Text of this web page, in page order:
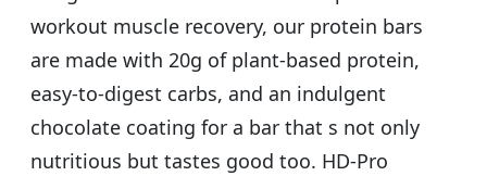
workout muscle recovery, our protein bars
are made with 20g of plant-based protein,
easy-to-digest carbs, and an indulgent
chocolate coating for a bar that s not only
nutritious but tastes good too. HD-Pro